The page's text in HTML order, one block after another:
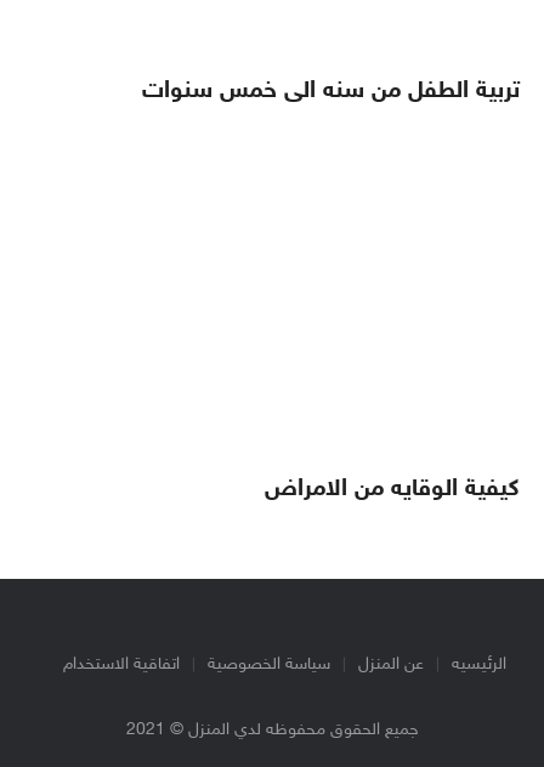
تربية الطفل من سنه الى خمس سنوات
كيفية الوقايه من الامراض
الرئيسيه عن المنزل سياسة الخصوصية اتفاقية الاستخدام
جميع الحقوق محفوظه لدي المنزل © 2021